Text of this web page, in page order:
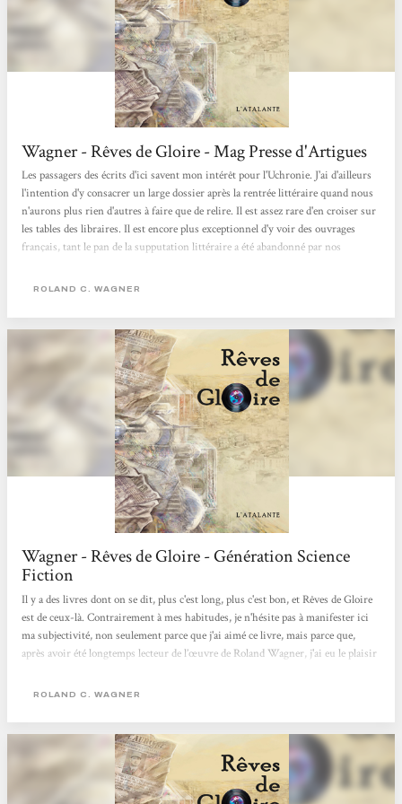
Wagner - Rêves de Gloire - Mag Presse d'Artigues
Les passagers des écrits d'ici savent mon intérêt pour l'Uchronie. J'ai d'ailleurs
l'intention d'y consacrer un large dossier après la rentrée littéraire quand nous
n'aurons plus rien d'autres à faire que de relire. Il est assez rare d'en croiser sur
les tables des libraires. Il est encore plus exceptionnel d'y voir des ouvrages
français, tant le pan de la supputation littéraire a été abandonné par nos
paramètres. De Gaulle est mort, dans un attentat, tout ça parce qu'il ne voulait
ROLAND C. WAGNER
Wagner - Rêves de Gloire - Génération Science
Fiction
Il y a des livres dont on se dit, plus c'est long, plus c'est bon, et Rêves de Gloire
est de ceux-là. Contrairement à mes habitudes, je n'hésite pas à manifester ici
ma subjectivité, non seulement parce que j'ai aimé ce livre, mais parce que,
après avoir été longtemps lecteur de l’œuvre de Roland Wagner, j'ai eu le plaisir
de ce roman. Ainsi, même si ma critique se veut équilibrée, elle est aussi
ROLAND C. WAGNER